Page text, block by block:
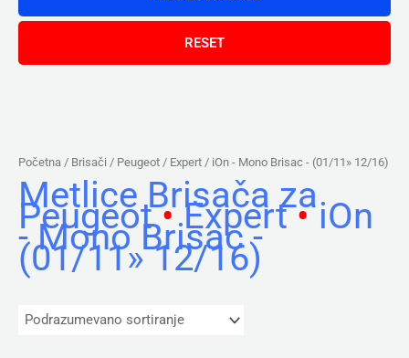
Početna / Brisači / Peugeot / Expert / iOn - Mono Brisac - (01/11» 12/16)
Metlice Brisača za
Peugeot•Expert•iOn
- Mono Brisac -
(01/11» 12/16)